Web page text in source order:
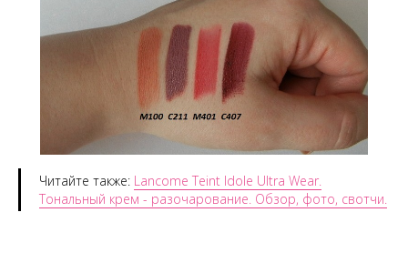
Читайте также: Lancome Teint Idole Ultra Wear.
Тональный крем - разочарование. Обзор, фото, свотчи.